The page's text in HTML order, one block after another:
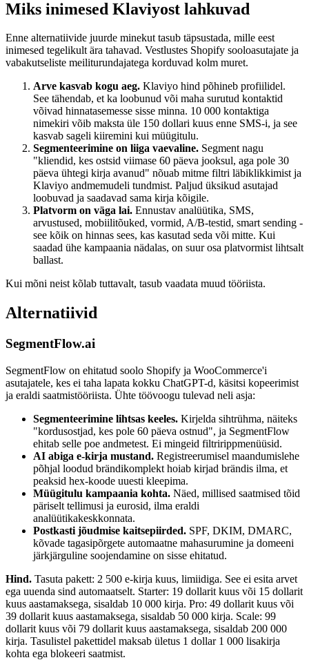
Miks inimesed Klaviyost lahkuvad
Enne alternatiivide juurde minekut tasub täpsustada, mille eest
inimesed tegelikult ära tahavad. Vestlustes Shopify sooloasutajate ja
vabakutseliste meiliturundajatega korduvad kolm muret.
Arve kasvab kogu aeg. Klaviyo hind põhineb profiilidel.
See tähendab, et ka loobunud või maha surutud kontaktid
võivad hinnatasemesse sisse minna. 10 000 kontaktiga
nimekiri võib maksta üle 150 dollari kuus enne SMS-i, ja see
kasvab sageli kiiremini kui müügitulu.
Segmenteerimine on liiga vaevaline. Segment nagu
"kliendid, kes ostsid viimase 60 päeva jooksul, aga pole 30
päeva ühtegi kirja avanud" nõuab mitme filtri läbiklikkimist ja
Klaviyo andmemudeli tundmist. Paljud üksikud asutajad
loobuvad ja saadavad sama kirja kõigile.
Platvorm on väga lai. Ennustav analüütika, SMS,
arvustused, mobiilitõuked, vormid, A/B-testid, smart sending -
see kõik on hinnas sees, kas kasutad seda või mitte. Kui
saadad ühe kampaania nädalas, on suur osa platvormist lihtsalt
ballast.
Kui mõni neist kõlab tuttavalt, tasub vaadata muud tööriista.
Alternatiivid
SegmentFlow.ai
SegmentFlow on ehitatud soolo Shopify ja WooCommerce'i
asutajatele, kes ei taha lapata kokku ChatGPT-d, käsitsi kopeerimist
ja eraldi saatmistööriista. Ühte töövoogu tulevad neli asja:
Segmenteerimine lihtsas keeles. Kirjelda sihtrühma, näiteks
"kordusostjad, kes pole 60 päeva ostnud", ja SegmentFlow
ehitab selle poe andmetest. Ei mingeid filtririppmenüüsid.
AI abiga e-kirja mustand. Registreerumisel maandumislehe
põhjal loodud brändikomplekt hoiab kirjad brändis ilma, et
peaksid hex-koode uuesti kleepima.
Müügitulu kampaania kohta. Näed, millised saatmised tõid
päriselt tellimusi ja eurosid, ilma eraldi
analüütikakeskkonnata.
Postkasti jõudmise kaitsepiirded. SPF, DKIM, DMARC,
kõvade tagasipõrgete automaatne mahasurumine ja domeeni
järkjärguline soojendamine on sisse ehitatud.
Hind. Tasuta pakett: 2 500 e-kirja kuus, limiidiga. See ei esita arvet
ega uuenda sind automaatselt. Starter: 19 dollarit kuus või 15 dollarit
kuus aastamaksega, sisaldab 10 000 kirja. Pro: 49 dollarit kuus või
39 dollarit kuus aastamaksega, sisaldab 50 000 kirja. Scale: 99
dollarit kuus või 79 dollarit kuus aastamaksega, sisaldab 200 000
kirja. Tasulistel pakettidel maksab ületus 1 dollar 1 000 lisakirja
kohta ega blokeeri saatmist.